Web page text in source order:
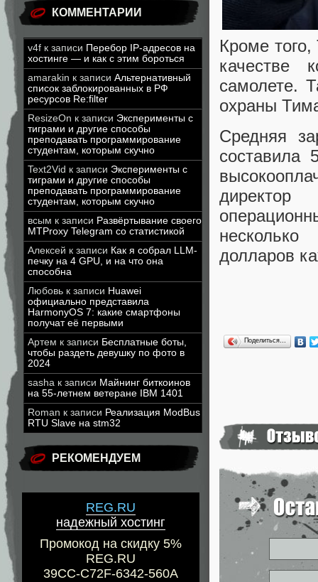
КОММЕНТАРИИ
v4f к записи Перебор IP-адресов на
хостинге — и как с этим бороться
amarakin к записи Альтернативный
список заблокированных в РФ
ресурсов Re:filter
ResizeOn к записи Эксперименты с
тиграми и другие способы
преподавать программирование
студентам, которым скучно
Text2Vid к записи Эксперименты с
тиграми и другие способы
преподавать программирование
студентам, которым скучно
всым к записи Развёртывание своего
MTProxy Telegram со статистикой
Алексей к записи Как я собрал LLM-
печку на 4 GPU, и на что она
способна
Любовь к записи Huawei
официально представила
HarmonyOS 7: какие смартфоны
получат её первыми
Артем к записи Бесплатные боты,
чтобы раздеть девушку по фото в
2024
sasha к записи Майнинг биткоинов
на 55-летнем ветеране IBM 1401
Roman к записи Реализация ModBus
RTU Slave на stm32
РЕКОМЕНДУЕМ
REG.RU
надежный хостинг
Промокод на скидку 5%
REG.RU
39CC-C72F-6342-560A
Кроме
качестве
самолете.
охраны
Средняя
долларов
Поделиться…